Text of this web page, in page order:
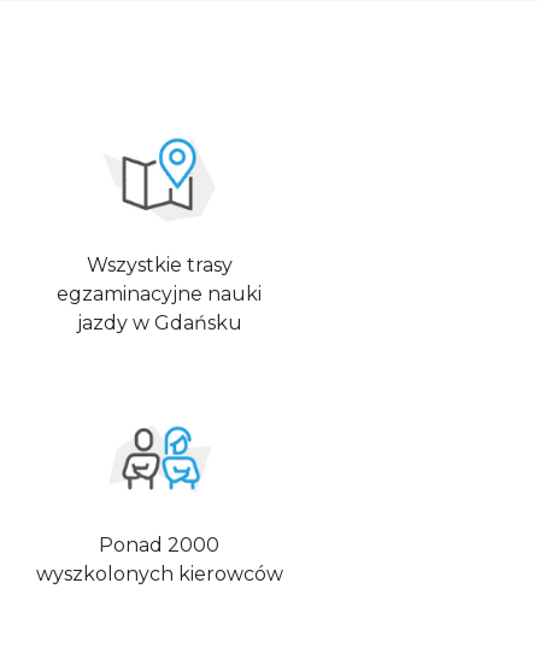
Wszystkie trasy
egzaminacyjne nauki
jazdy w Gdańsku
Ponad 2000
wyszkolonych kierowców